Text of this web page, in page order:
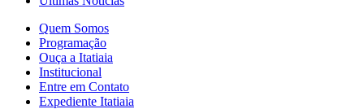
Quem Somos
Programação
Ouça a Itatiaia
Institucional
Entre em Contato
Expediente Itatiaia